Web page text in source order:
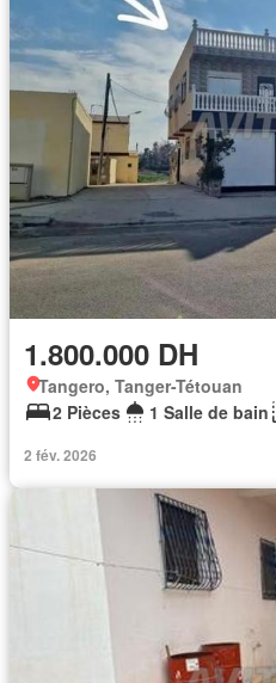
1.800.000 DH
Tangero, Tanger-Tétouan
2 Pièces
1 Salle de bain
2 fév. 2026